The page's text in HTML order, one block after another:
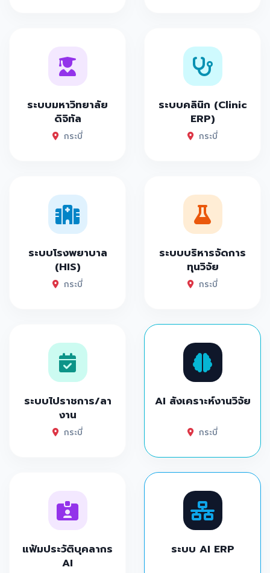
ระบบมหาวิทยาลัย
ดิจิทัล
กระบี่
ระบบคลินิก (Clinic
ERP)
กระบี่
ระบบโรงพยาบาล
(HIS)
กระบี่
ระบบบริหารจัดการ
ทุนวิจัย
กระบี่
ระบบไปราชการ/ลา
งาน
กระบี่
AI สังเคราะห์งานวิจัย
กระบี่
แฟ้มประวัติบุคลากร
AI
ระบบ AI ERP